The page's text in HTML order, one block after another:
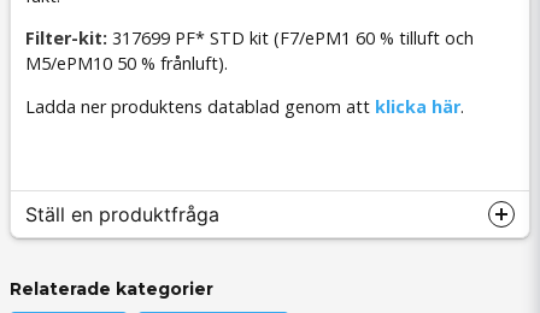
Filter-kit: 317699 PF* STD kit (F7/ePM1 60 % tilluft och
M5/ePM10 50 % frånluft).
Ladda ner produktens datablad genom att klicka här.
Ställ en produktfråga
Relaterade kategorier